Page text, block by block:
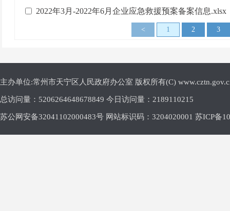
2022年3月-2022年6月企业应急救援预案备案信息.xlsx
< 1 2 3
主办单位:常州市天宁区人民政府办公室 版权所有(C)
总访问量： 5206264648678849 今日访问量： 2189110215
苏公网安备32041102000483号 网站标识码：3204020001 苏ICP备